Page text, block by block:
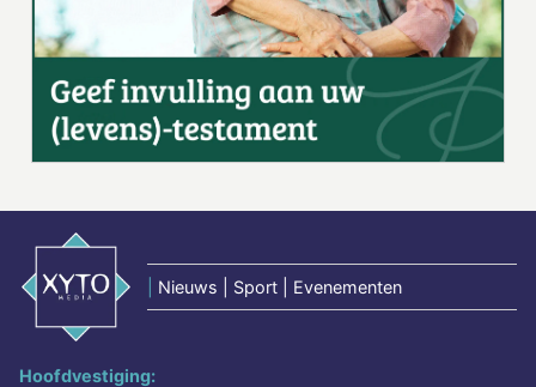
Nieuws | Sport | Evenementen
Hoofdvestiging: